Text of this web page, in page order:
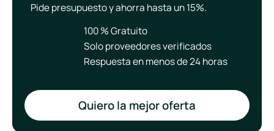
Pide presupuesto y ahorra hasta un 15%.
100 % Gratuito
Solo proveedores verificados
Respuesta en menos de 24 horas
Quiero la mejor oferta